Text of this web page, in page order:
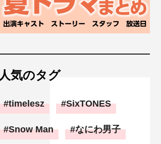
人気のタグ
timelesz SixTONES
Snow Man なにわ男子